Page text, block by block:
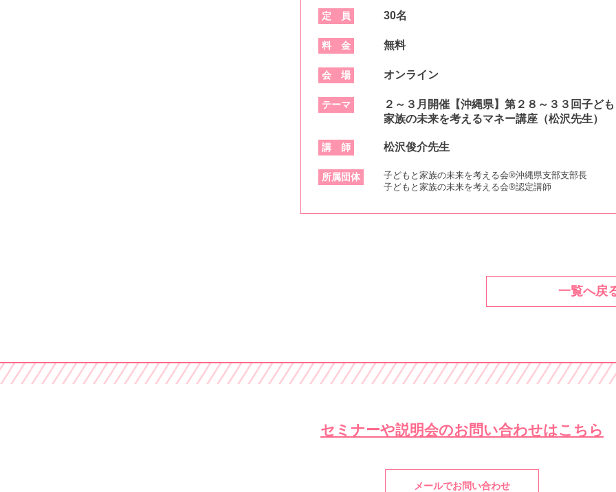
定 員 30名
料 金 無料
会 場 オンライン
テーマ
２～３月開催【沖縄県】第２８～３３回子ど
家族の未来を考えるマネー講座（松沢先生）
講 師 松沢俊介先生
所属団体
子どもと家族の未来を考える会®沖縄県支部支部長
子どもと家族の未来を考える会®認定講師
一覧へ戻
セミナーや説明会のお問い合わせはこちら
メールでお問い合わせ